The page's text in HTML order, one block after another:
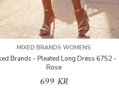
MIXED BRANDS WOMENS
Brands - Pleated Long Dress 6752 -
Rose
699 KR